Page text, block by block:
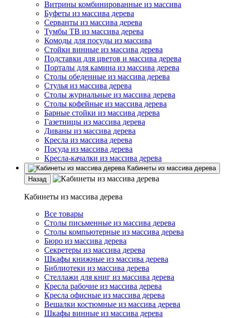
Витрины комбинированные из массива
Буфеты из массива дерева
Серванты из массива дерева
Тумбы ТВ из массива дерева
Комоды для посуды из массива
Стойки винные из массива дерева
Подставки для цветов и массива дерева
Порталы для камина из массива дерева
Столы обеденные из массива дерева
Стулья из массива дерева
Столы журнальные из массива дерева
Столы кофейные из массива дерева
Барные стойки из массива дерева
Газетницы из массива дерева
Диваны из массива дерева
Кресла из массива дерева
Посуда из массива дерева
Кресла-качалки из массива дерева
Кабинеты из массива дерева
Назад
Кабинеты из массива дерева
Все товары
Столы письменные из массива дерева
Столы компьютерные из массива дерева
Бюро из массива дерева
Секретеры из массива дерева
Шкафы книжные из массива дерева
Библиотеки из массива дерева
Стеллажи для книг из массива дерева
Кресла рабочие из массива дерева
Кресла офисные из массива дерева
Вешалки костюмные из массива дерева
Шкафы винные из массива дерева